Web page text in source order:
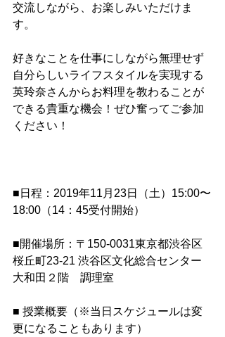
交流しながら、お楽しみいただけま
す。
好きなことを仕事にしながら無理せず
自分らしいライフスタイルを実現する
英玲奈さんからお料理を教わることが
できる貴重な機会！ぜひ奮ってご参加
ください！
■日程：2019年11月23日（土）15:00〜
18:00（14：45受付開始）
■開催場所：〒150-0031東京都渋谷区
桜丘町23-21 渋谷区文化総合センター
大和田２階　調理室
■ 授業概要（※当日スケジュールは変
更になることもあります）